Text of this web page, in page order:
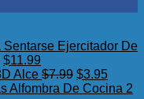
Ejercitador De
El
precio
original
$11.99
precio
actual
Alce $7.99 El
precio
$3.95El
precio
Alfombra De Cocina 2